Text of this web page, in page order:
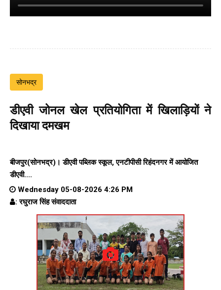
सोनभद्र
डीएवी जोनल खेल प्रतियोगिता में खिलाड़ियों ने
दिखाया दमखम
बीजपुर(सोनभद्र)। डीएवी पब्लिक स्कूल, एनटीपीसी रिहंदनगर में आयोजित
डीएवी....
Wednesday 05-08-2026 4:26 PM
: रघुराज सिंह संवाददाता